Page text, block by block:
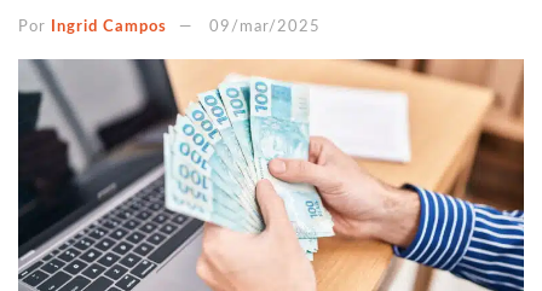
Por Ingrid Campos 09/mar/2025